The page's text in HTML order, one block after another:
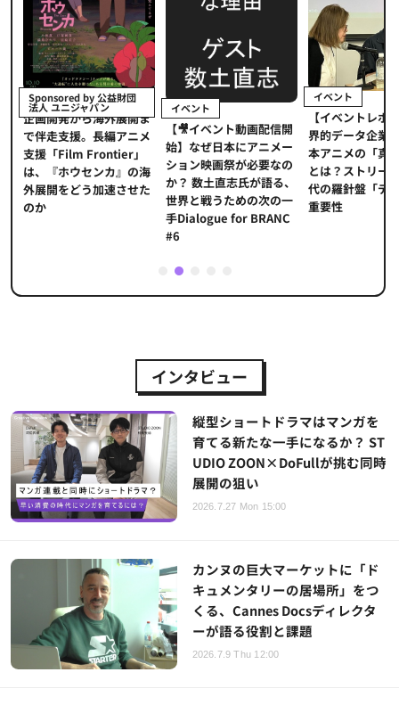
Sponsored by 公益財団
法人 ユニジャパン
企画開発から海外展開ま
で伴走支援。長編アニメ
支援「Film Frontier」
は、『ホウセンカ』の海
外展開をどう加速させた
のか
イベント
【🎥イベント動画配信開
始】なぜ日本にアニメー
ション映画祭が必要なの
か？ 数土直志氏が語る、
世界と戦うための次の一
手Dialogue for BRANC
#6
イベント
【イベントレポ
界的データ企業
本アニメの「真
とは？ストリー
代の羅針盤「デ
重要性
2
インタビュー
縦型ショートドラマはマンガを
育てる新たな一手になるか？ ST
UDIO ZOON×DoFullが挑む同時
展開の狙い
2026.7.27 Mon 15:00
カンヌの巨大マーケットに「ド
キュメンタリーの居場所」をつ
くる、Cannes Docsディレクタ
ーが語る役割と課題
2026.7.9 Thu 12:00